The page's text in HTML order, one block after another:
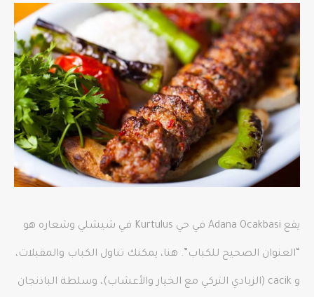
يقع Adana Ocakbasi في حي Kurtulus في شيشلي وشعاره هو
“العنوان الصحيح للكباب”. هنا، يمكنك تناول الكباب والمقبلات،
و cacik (الزبادي التركي مع الخيار والأعشاب)، وسلطة الباذنجان